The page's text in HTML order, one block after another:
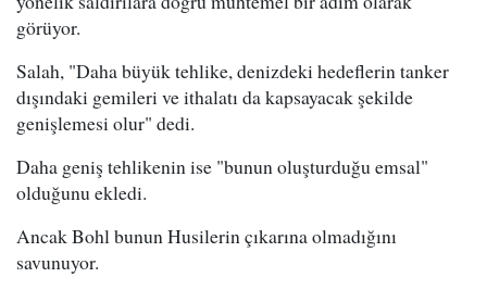
görüyor.
Salah, "Daha büyük tehlike, denizdeki hedeflerin tanker
dışındaki gemileri ve ithalatı da kapsayacak şekilde
genişlemesi olur" dedi.
Daha geniş tehlikenin ise "bunun oluşturduğu emsal"
olduğunu ekledi.
Ancak Bohl bunun Husilerin çıkarına olmadığını
savunuyor.